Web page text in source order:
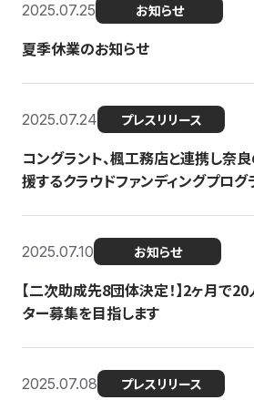
2025.07.25 お知らせ
夏季休業のお知らせ
2025.07.24 プレスリリース
コングラント、楓工務店と連携し奈
援するクラウドファンディングプロ
2025.07.10 お知らせ
【二次助成先8団体決定！】2ヶ月で
ター募集を目指します
2025.07.08 プレスリリース